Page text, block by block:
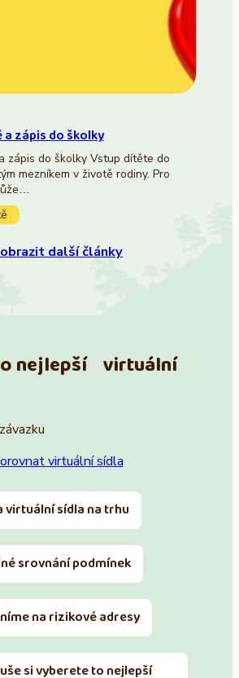
zápis do školky
zápis do školky Vstup dítěte do
mezníkem v životě rodiny. Pro
další články
nejlepší virtuální
virtuální sídla
virtuální sídla na trhu
srovnání podmínek
na rizikové adresy
si vyberete to nejlepší